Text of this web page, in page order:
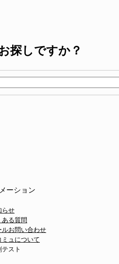
探しですか？
ーション
らせ
ある質問
ルお問い合わせ
ミュについて
テスト